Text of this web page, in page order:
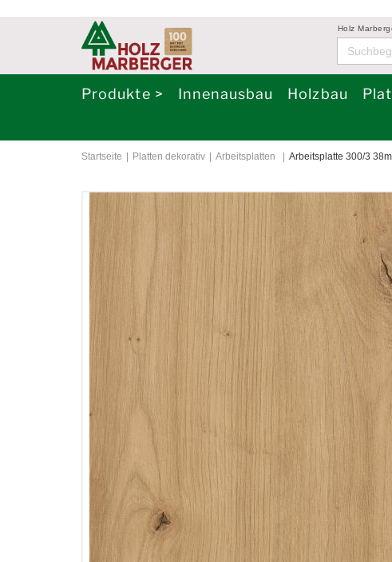
Holz
Produkte > Innenausbau Holzbau
Startseite Platten dekorativ Arbeitsplatten Arbeitsplatte 300/3